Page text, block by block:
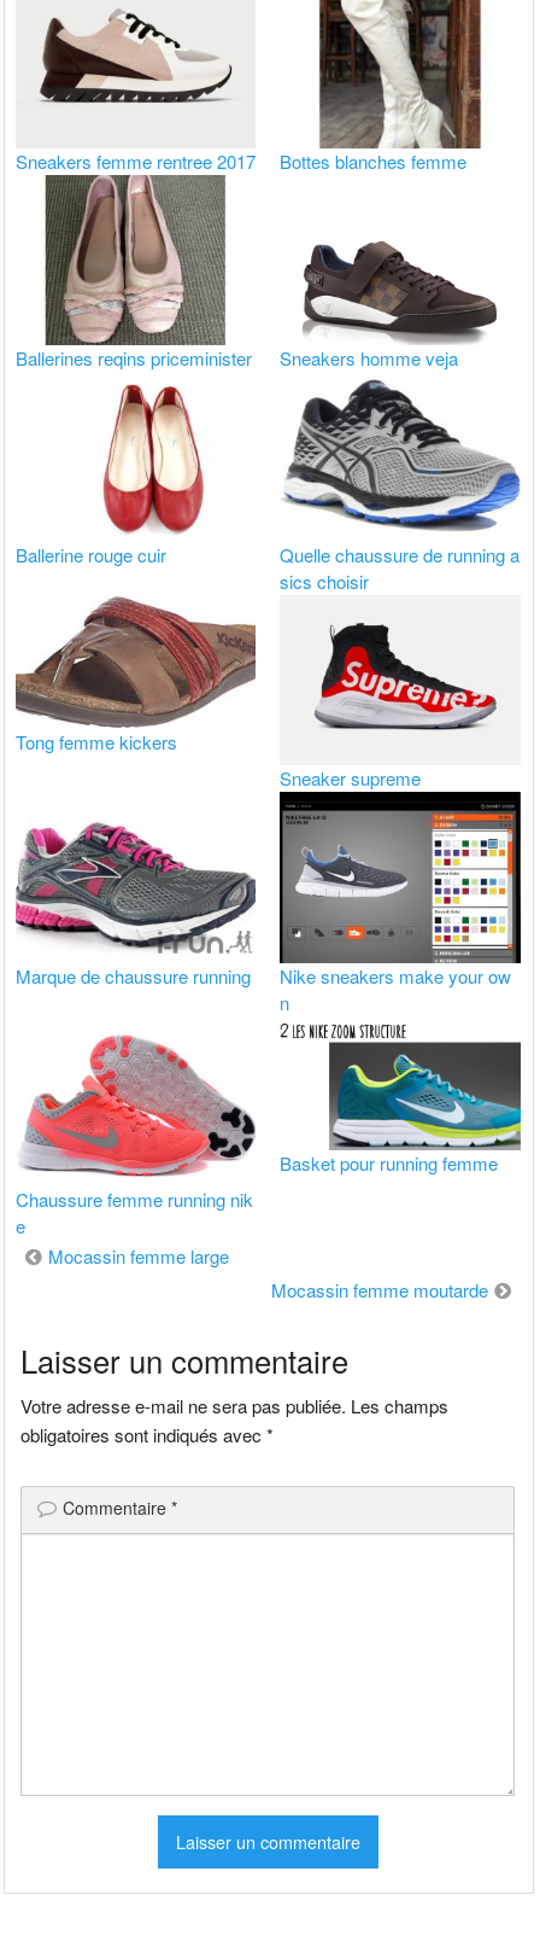
Sneakers femme rentree 2017 Bottes blanches femme
Ballerines reqins priceminister Sneakers homme veja
Ballerine rouge cuir
Quelle chaussure de running a
sics choisir
Tong femme kickers
Sneaker supreme
Marque de chaussure running
Nike sneakers make your ow
n
Chaussure femme running nik
e
Basket pour running femme
Navigation
l’article
Mocassin femme large
Mocassin femme moutarde
Laisser un commentaire
Votre adresse e-mail ne sera pas publiée. Les champs
obligatoires sont indiqués avec*
Commentaire*